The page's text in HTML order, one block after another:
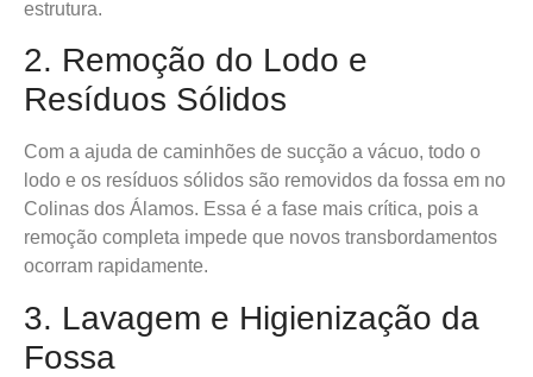
estrutura.
2. Remoção do Lodo e
Resíduos Sólidos
Com a ajuda de caminhões de sucção a vácuo, todo o
lodo e os resíduos sólidos são removidos da fossa em no
Colinas dos Álamos. Essa é a fase mais crítica, pois a
remoção completa impede que novos transbordamentos
ocorram rapidamente.
3. Lavagem e Higienização da
Fossa